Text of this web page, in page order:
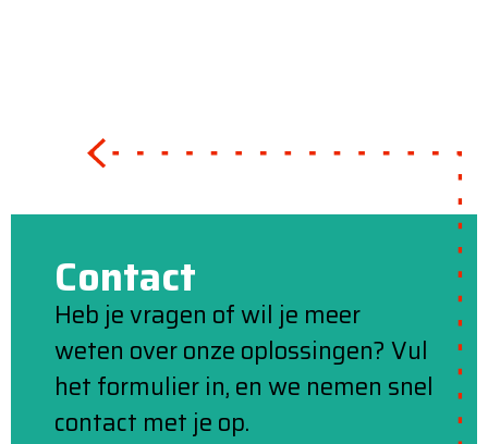
Contact
Heb je vragen of wil je meer
weten over onze oplossingen? Vul
het formulier in, en we nemen snel
contact met je op.